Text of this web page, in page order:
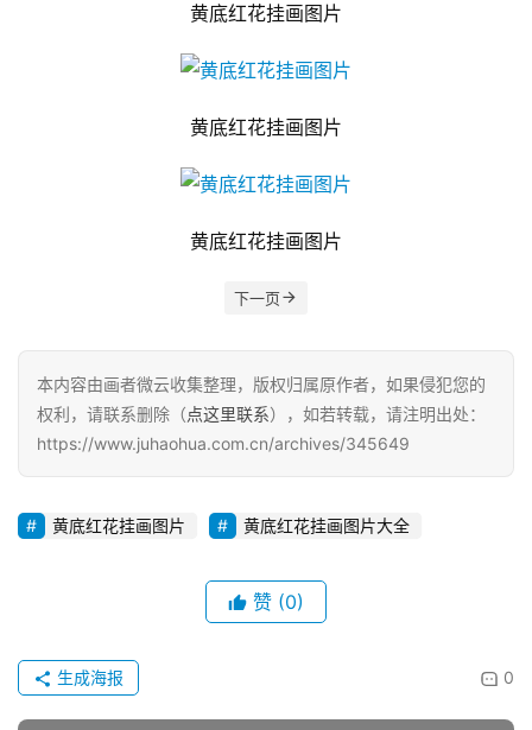
黄底红花挂画图片
黄底红花挂画图片
黄底红花挂画图片
下一页
本内容由画者微云收集整理，版权归属原作者，如果侵犯您的
权利，请联系删除（点这里联系），如若转载，请注明出处：
https://www.juhaohua.com.cn/archives/345649
黄底红花挂画图片 黄底红花挂画图片大全
赞 (0)
0
生成海报